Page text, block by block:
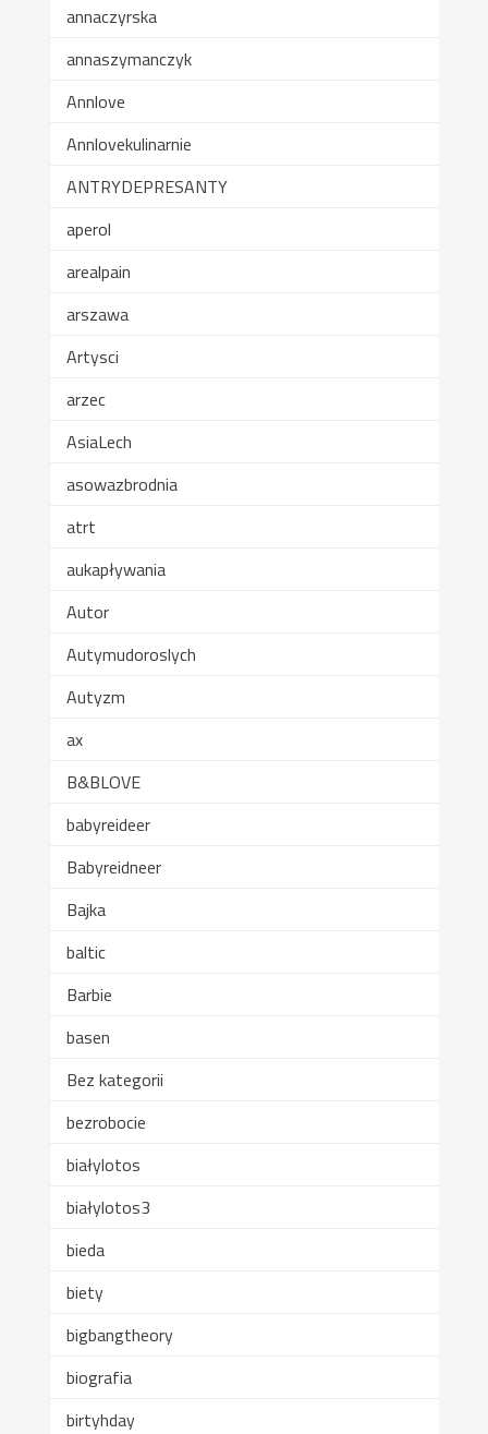
annaczyrska
annaszymanczyk
Annlove
Annlovekulinarnie
ANTRYDEPRESANTY
aperol
arealpain
arszawa
Artysci
arzec
AsiaLech
asowazbrodnia
atrt
aukapływania
Autor
Autymudoroslych
Autyzm
ax
B&BLOVE
babyreideer
Babyreidneer
Bajka
baltic
Barbie
basen
Bez kategorii
bezrobocie
białylotos
białylotos3
bieda
biety
bigbangtheory
biografia
birtyhday